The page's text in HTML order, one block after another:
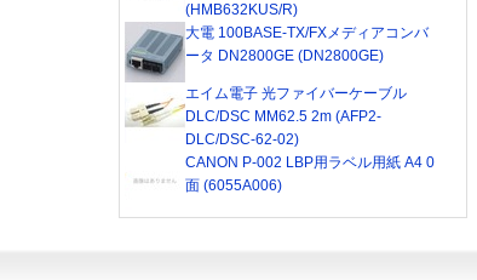
(HMB632KUS/R)
大電 100BASE-TX/FXメディアコンバ
ータ DN2800GE (DN2800GE)
エイム電子 光ファイバーケーブル
DLC/DSC MM62.5 2m (AFP2-
DLC/DSC-62-02)
CANON P-002 LBP用ラベル用紙 A4 0
面 (6055A006)